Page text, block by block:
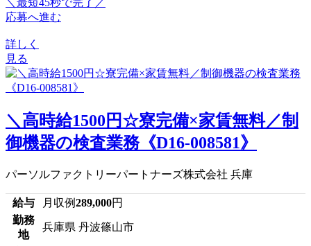
＼最短45秒で完了／
応募へ進む
詳しく
見る
＼高時給1500円☆寮完備×家賃無料／制
御機器の検査業務《D16-008581》
パーソルファクトリーパートナーズ株式会社 兵庫
給与 月収例289,000円
勤務
地
兵庫県 丹波篠山市